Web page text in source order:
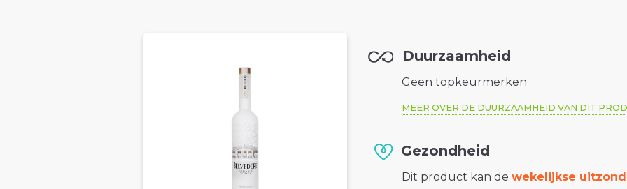
Duurzaamheid
Geen topkeurmerken
MEER OVER DE DUURZAAMHEID VAN DIT
Gezondheid
Dit product kan dewekelijkse